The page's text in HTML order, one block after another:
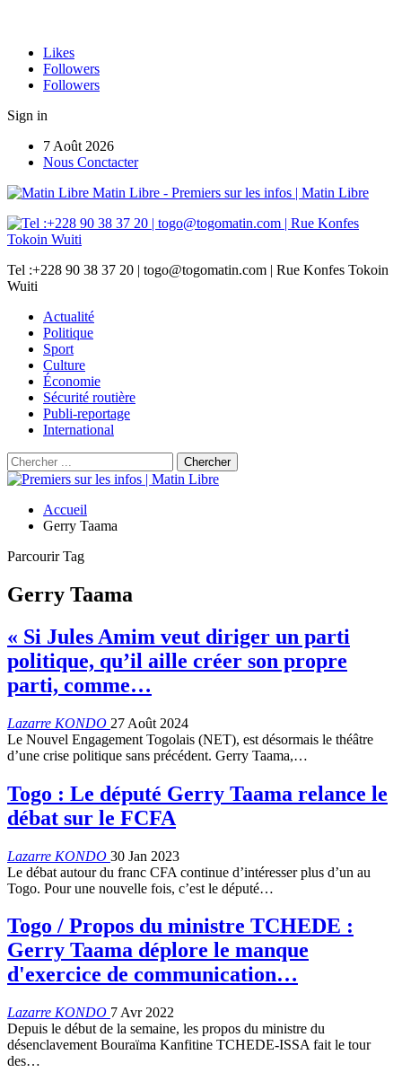
Likes
Followers
Followers
Sign in
7 Août 2026
Nous Conctacter
Matin Libre - Premiers sur les infos | Matin Libre
Tel :+228 90 38 37 20 | togo@togomatin.com | Rue Konfes Tokoin
Wuiti
Actualité
Politique
Sport
Culture
Économie
Sécurité routière
Publi-reportage
International
Accueil
Gerry Taama
Parcourir Tag
Gerry Taama
« Si Jules Amim veut diriger un parti
politique, qu’il aille créer son propre
parti, comme…
Lazarre KONDO 27 Août 2024
Le Nouvel Engagement Togolais (NET), est désormais le théâtre
d’une crise politique sans précédent. Gerry Taama,…
Togo : Le député Gerry Taama relance le
débat sur le FCFA
Lazarre KONDO 30 Jan 2023
Le débat autour du franc CFA continue d’intéresser plus d’un au
Togo. Pour une nouvelle fois, c’est le député…
Togo / Propos du ministre TCHEDE :
Gerry Taama déplore le manque
d'exercice de communication…
Lazarre KONDO 7 Avr 2022
Depuis le début de la semaine, les propos du ministre du
désenclavement Bouraïma Kanfitine TCHEDE-ISSA fait le tour
des…